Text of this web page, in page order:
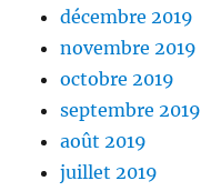
décembre 2019
novembre 2019
octobre 2019
septembre 2019
août 2019
juillet 2019